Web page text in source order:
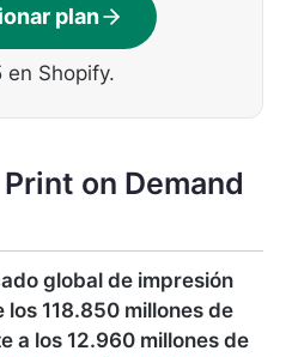
plan
en Shopify.
on Demand
global de impresión
118.850 millones de
a los 12.960 millones de